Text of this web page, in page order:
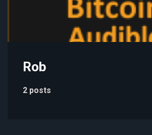
Rob
2 posts